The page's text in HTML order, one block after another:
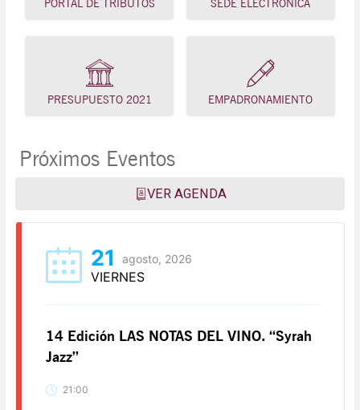
PORTAL DE TRIBUTOS SEDE ELECTRÓNICA
PRESUPUESTO 2021 EMPADRONAMIENTO
Próximos Eventos
VER AGENDA
21 agosto, 2026
VIERNES
14 Edición LAS NOTAS DEL VINO. “Syrah
Jazz”
21:00